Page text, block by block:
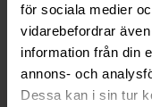
för sociala medier
vidarebefordrar
information från din
annons- och
Dessa kan i sin tur
Smarta inköp
butik